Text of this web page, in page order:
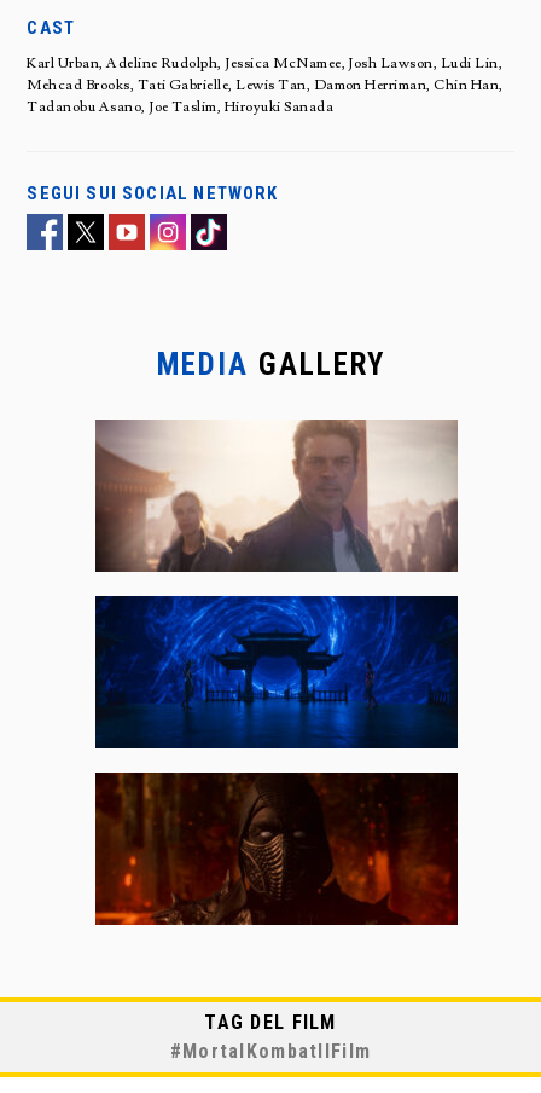
CAST
Karl Urban, Adeline Rudolph, Jessica McNamee, Josh Lawson, Ludi Lin,
Mehcad Brooks, Tati Gabrielle, Lewis Tan, Damon Herriman, Chin Han,
Tadanobu Asano, Joe Taslim, Hiroyuki Sanada
SEGUI SUI SOCIAL NETWORK
MEDIA GALLERY
TAG DEL FILM
#MortalKombatIlFilm